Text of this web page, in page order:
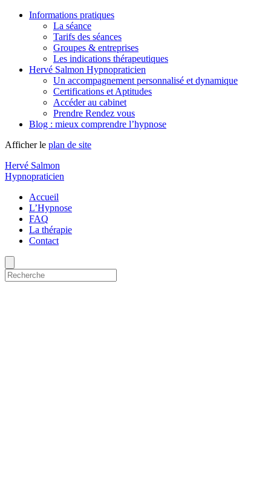
Informations pratiques
La séance
Tarifs des séances
Groupes & entreprises
Les indications thérapeutiques
Hervé Salmon Hypnopraticien
Un accompagnement personnalisé et dynamique
Certifications et Aptitudes
Accéder au cabinet
Prendre Rendez vous
Blog : mieux comprendre l’hypnose
Afficher le plan de site
Hervé Salmon
Hypnopraticien
Accueil
L’Hypnose
FAQ
La thérapie
Contact